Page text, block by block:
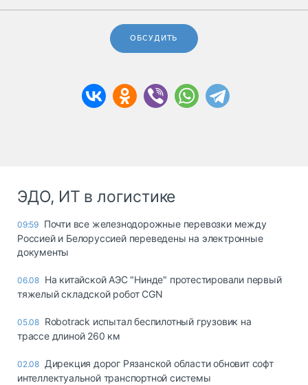
ОБСУДИТЬ
ЭДО, ИТ в логистике
09:59 Почти все железнодорожные перевозки между
Россией и Белоруссией переведены на электронные
документы
06.08 На китайской АЭС "Нинде" протестировали первый
тяжелый складской робот CGN
05.08 Robotrack испытал беспилотный грузовик на
трассе длиной 260 км
02.08 Дирекция дорог Рязанской области обновит софт
интеллектуальной транспортной системы